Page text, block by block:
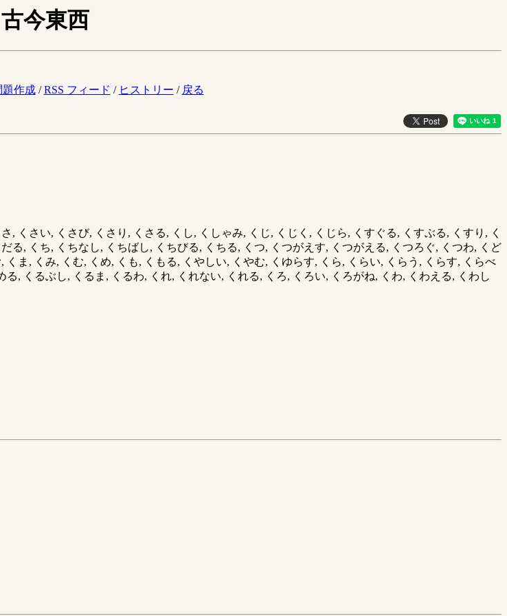
古今東西
題作成/RSS フィード / ヒストリー / 戻る
くさい, くさび, くさり, くさる, くし, くしゃみ, くじ, くじく, くじら, くすぐる, くすぶる, くすり, く
る, くち, くちなし, くちばし, くちびる, くちる, くつ, くつがえす, くつがえる, くつろぐ, くつわ, くど
ま, くみ, くむ, くめ, くも, くもる, くやしい, くやむ, くゆらす, くら, くらい, くらう, くらす, くらべ
, くるぶし, くるま, くるわ, くれ, くれない, くれる, くろ, くろい, くろがね, くわ, くわえる, くわし